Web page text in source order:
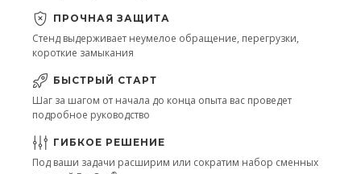
ПРОЧНАЯ ЗАЩИТА
Стенд выдерживает неумелое обращение, перегрузки,
короткие замыкания
БЫСТРЫЙ СТАРТ
Шаг за шагом от начала до конца опыта вас проведет
подробное руководство
ГИБКОЕ РЕШЕНИЕ
Под ваши задачи расширим или сократим набор сменных